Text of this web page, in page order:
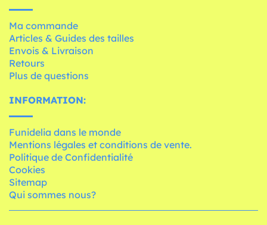
Ma commande
Articles & Guides des tailles
Envois & Livraison
Retours
Plus de questions
INFORMATION:
Funidelia dans le monde
Mentions légales et conditions de vente.
Politique de Confidentialité
Cookies
Sitemap
Qui sommes nous?